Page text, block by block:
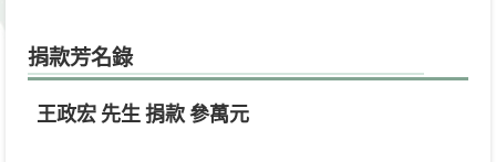
捐款芳名錄
王政宏 先生 捐款 參萬元